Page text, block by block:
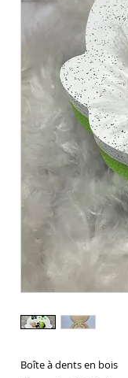
Boîte à dents en bois